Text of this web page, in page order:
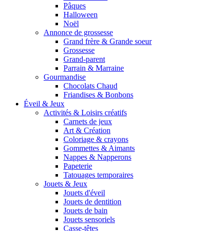
Pâques
Halloween
Noël
Annonce de grossesse
Grand frère & Grande soeur
Grossesse
Grand-parent
Parrain & Marraine
Gourmandise
Chocolats Chaud
Friandises & Bonbons
Éveil & Jeux
Activités & Loisirs créatifs
Carnets de jeux
Art & Création
Coloriage & crayons
Gommettes & Aimants
Nappes & Napperons
Papeterie
Tatouages temporaires
Jouets & Jeux
Jouets d'éveil
Jouets de dentition
Jouets de bain
Jouets sensoriels
Casse-têtes